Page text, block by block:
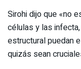
Sirohi dijo que «no
células y las
estructural puedan
quizás sean